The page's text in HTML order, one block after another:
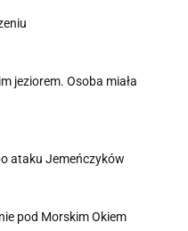
jeziorem. Osoba miała
ataku Jemeńczyków
pod Morskim Okiem